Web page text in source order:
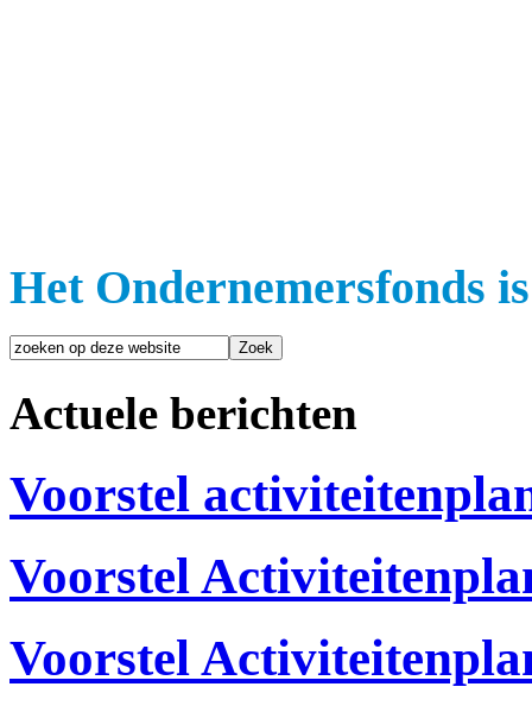
Het Ondernemersfonds
Actuele berichten
Voorstel
Voorstel
Voorstel